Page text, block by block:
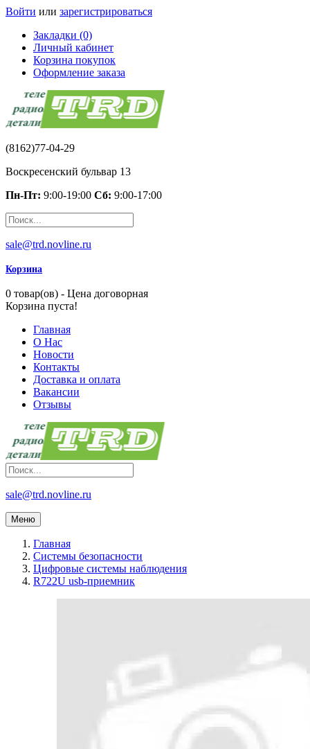
Войти или зарегистрироваться
Закладки (0)
Личный кабинет
Корзина покупок
Оформление заказа
(8162)77-04-29
Воскресенский бульвар 13
Пн-Пт: 9:00-19:00 Сб: 9:00-17:00
sale@trd.novline.ru
Корзина
0 товар(ов) - Цена договорная
Корзина пуста!
Главная
О Нас
Новости
Контакты
Доставка и оплата
Вакансии
Отзывы
sale@trd.novline.ru
Меню
Главная
Системы безопасности
Цифровые системы наблюдения
R722U usb-приемник